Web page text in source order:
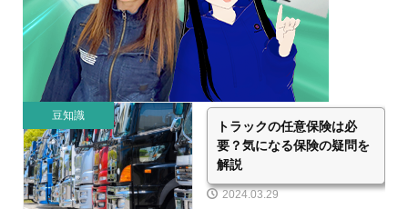
豆知識
トラックの任意保険は必
要？気になる保険の疑問を
解説
2024.03.29